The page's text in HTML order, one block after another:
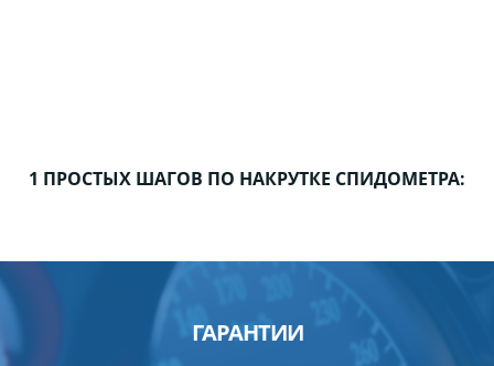
1 ПРОСТЫХ ШАГОВ ПО НАКРУТКЕ СПИДОМЕТРА:
ГАРАНТИИ